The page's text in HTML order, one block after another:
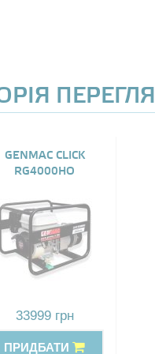
GENMAC CLICK
RG4000HO
33999 грн
ПРИДБАТИ